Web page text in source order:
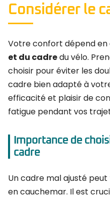
Considérer le
Votre confort dépend
et du cadredu vélo.
choisir pour éviter les
cadre bien adapté à
efficacité et plaisir de
fatigue pendant vos
Importance de
cadre
Un cadre mal ajusté
en cauchemar. Il est